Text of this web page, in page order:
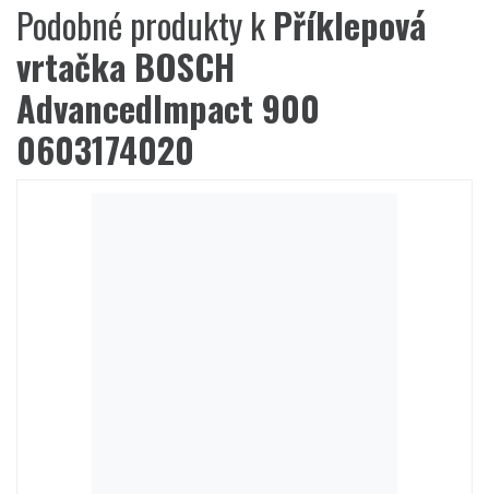
Podobné produkty kPříklepová
vrtačka BOSCH
AdvancedImpact 900
0603174020